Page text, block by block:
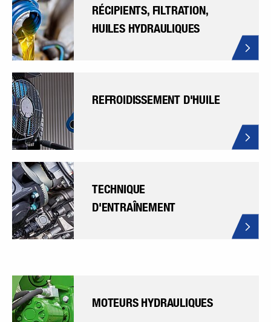
RÉCIPIENTS, FILTRATION,
HUILES HYDRAULIQUES
REFROIDISSEMENT D'HUILE
TECHNIQUE
D'ENTRAÎNEMENT
MOTEURS HYDRAULIQUES